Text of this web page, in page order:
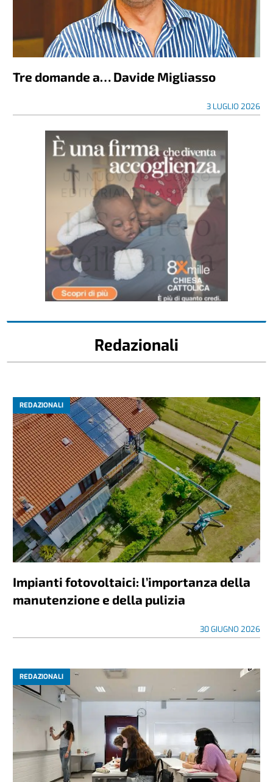
Tre domande a… Davide Migliasso
3 LUGLIO 2026
Redazionali
REDAZIONALI
Impianti fotovoltaici: l’importanza della
manutenzione e della pulizia
30 GIUGNO 2026
REDAZIONALI